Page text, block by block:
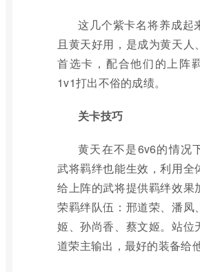
这几个紫卡名将养成起
且黄天好用，是成为黄天人
首选卡，配合他们的上阵
1v1打出不俗的成绩。
关卡技巧
黄天在不是6v6的情况
武将羁绊也能生效，利用全
给上阵的武将提供羁绊效果
荣羁绊队伍：邢道荣、潘凤
姬、孙尚香、蔡文姬。站位
道荣主输出，最好的装备给他